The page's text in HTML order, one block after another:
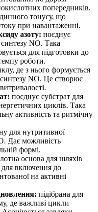
попередників.
тонусу, що
при навантаженні.
азоту: поєднує
NO. Така
для підготовки до
роботи.
де з нього формується
NO. Це створює
поєднує субстрат для
циклів. Така
активність та ритмічну
для нутритивної
Дає можливість
формі.
основа для шляхів
включення до
на активні
підібрана для
де важливі цикли